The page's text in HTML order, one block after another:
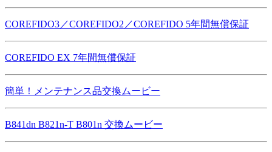
COREFIDO3／COREFIDO2／COREFIDO 5年間無償保証
COREFIDO EX 7年間無償保証
簡単！メンテナンス品交換ムービー
B841dn B821n-T B801n 交換ムービー